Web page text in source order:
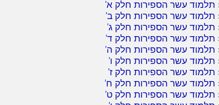
תלמוד עשר הספירות חלק א'
תלמוד עשר הספירות חלק ב'
תלמוד עשר הספירות חלק ג'
תלמוד עשר הספירות חלק ד'
תלמוד עשר הספירות חלק ה'
תלמוד עשר הספירות חלק ו'
תלמוד עשר הספירות חלק ז'
תלמוד עשר הספירות חלק ח'
תלמוד עשר הספירות חלק ט'